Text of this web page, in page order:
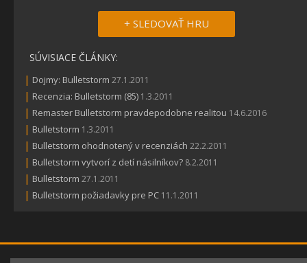
+ SLEDOVAŤ HRU
SÚVISIACE ČLÁNKY:
| Dojmy: Bulletstorm 27.1.2011
| Recenzia: Bulletstorm (85) 1.3.2011
| Remaster Bulletstorm pravdepodobne realitou 14.6.2016
| Bulletstorm 1.3.2011
| Bulletstorm ohodnotený v recenziách 22.2.2011
| Bulletstorm vytvorí z detí násilníkov? 8.2.2011
| Bulletstorm 27.1.2011
| Bulletstorm požiadavky pre PC 11.1.2011